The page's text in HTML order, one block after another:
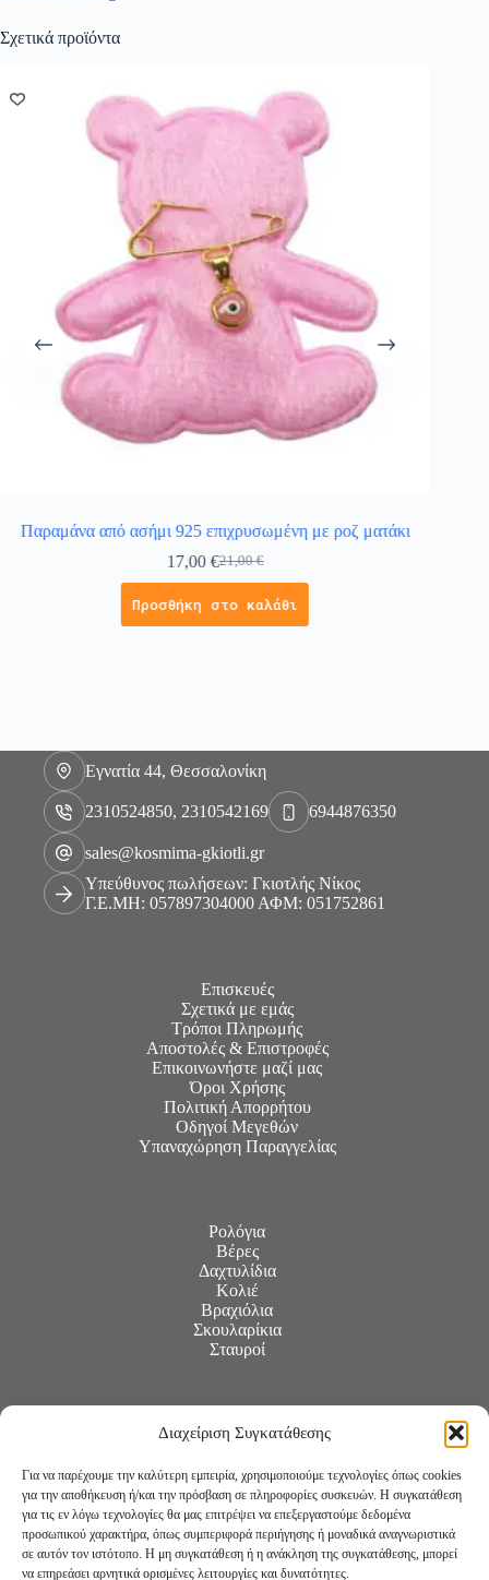
Διαχείριση Συγκατάθεσης
Για να παρέχουμε την καλύτερη εμπειρία, χρησιμοποιούμε τεχνολογίες όπως cookies
για την αποθήκευση ή/και την πρόσβαση σε πληροφορίες συσκευών. Η συγκατάθεση
για τις εν λόγω τεχνολογίες θα μας επιτρέψει να επεξεργαστούμε δεδομένα
προσωπικού χαρακτήρα, όπως συμπεριφορά περιήγησης ή μοναδικά αναγνωριστικά
σε αυτόν τον ιστότοπο. Η μη συγκατάθεση ή η ανάκληση της συγκατάθεσης, μπορεί
να επηρεάσει αρνητικά ορισμένες λειτουργίες και δυνατότητες.
Σχετικά προϊόντα
Παραμάνα από ασήμι 925 επιχρυσωμένη με ροζ ματάκι
21,00€
17,00 €
Προσθήκη στο καλάθι
Εγνατία 44, Θεσσαλονίκη
2310524850, 2310542169 6944876350
sales@kosmima-gkiotli.gr
Υπεύθυνος πωλήσεων: Γκιοτλής Νίκος
Γ.Ε.ΜΗ: 057897304000 ΑΦΜ: 051752861
Επισκευές
Σχετικά με εμάς
Τρόποι Πληρωμής
Αποστολές & Επιστροφές
Επικοινωνήστε μαζί μας
Όροι Χρήσης
Πολιτική Απορρήτου
Οδηγοί Μεγεθών
Υπαναχώρηση Παραγγελίας
Ρολόγια
Βέρες
Δαχτυλίδια
Κολιέ
Βραχιόλια
Σκουλαρίκια
Σταυροί